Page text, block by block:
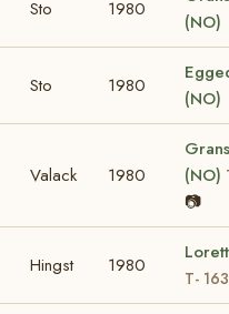
Sto 1980
(NO)
Sto 1980
(NO)
Valack 1980
(NO)
📷
Hingst 1980
T-